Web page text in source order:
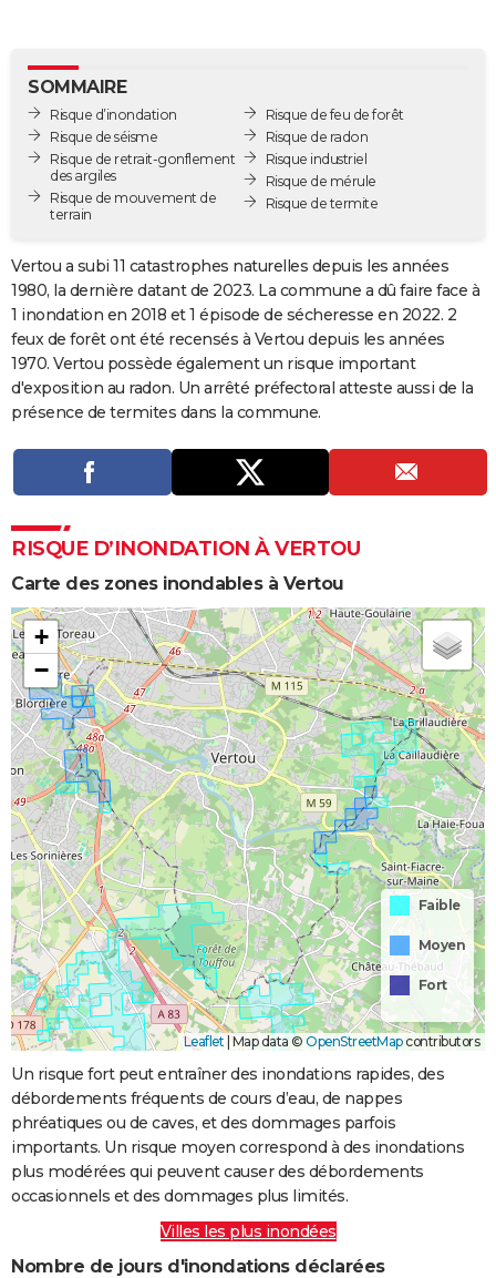
GUIDES D'ACHAT
BONS PLANS
CARTE DE VOEUX
Carte de Noël
Carte Bonne année
Carte Saint-Valentin
Carte Pâques
Carte d'anniversaire
DICTIONNAIRE
COPAINS D'AVANT
S'inscrire
Se connecter
Lycées
Collèges
Primaires
Universités
Entreprises
Service militaire
Avis de recherche
AVIS DE DÉCÈS
FORUM
Lifestyle
Sport
Television
Cinema
SOMMAIRE
Risque d’inondation
Risque de séisme
Risque de retrait-gonflement
des argiles
Risque de mouvement de
terrain
Risque de feu de forêt
Risque de radon
Risque industriel
Risque de mérule
Risque de termite
Vertou a subi 11 catastrophes naturelles depuis les années
1980, la dernière datant de 2023. La commune a dû faire face à
1 inondation en 2018 et 1 épisode de sécheresse en 2022. 2
feux de forêt ont été recensés à Vertou depuis les années
1970. Vertou possède également un risque important
d'exposition au radon. Un arrêté préfectoral atteste aussi de la
présence de termites dans la commune.
RISQUE D’INONDATION À VERTOU
Carte des zones inondables à Vertou
+
−
Faible
Moyen
Fort
Leaflet |Map data © OpenStreetMapcontributors
Un risque fort peut entraîner des inondations rapides, des
débordements fréquents de cours d’eau, de nappes
phréatiques ou de caves, et des dommages parfois
importants. Un risque moyen correspond à des inondations
plus modérées qui peuvent causer des débordements
occasionnels et des dommages plus limités.
Villes les plus inondées
Nombre de jours d'inondations déclarées